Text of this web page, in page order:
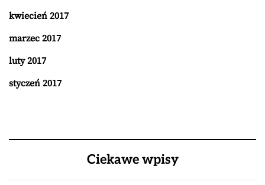
kwiecień 2017
marzec 2017
luty 2017
styczeń 2017
Ciekawe wpisy